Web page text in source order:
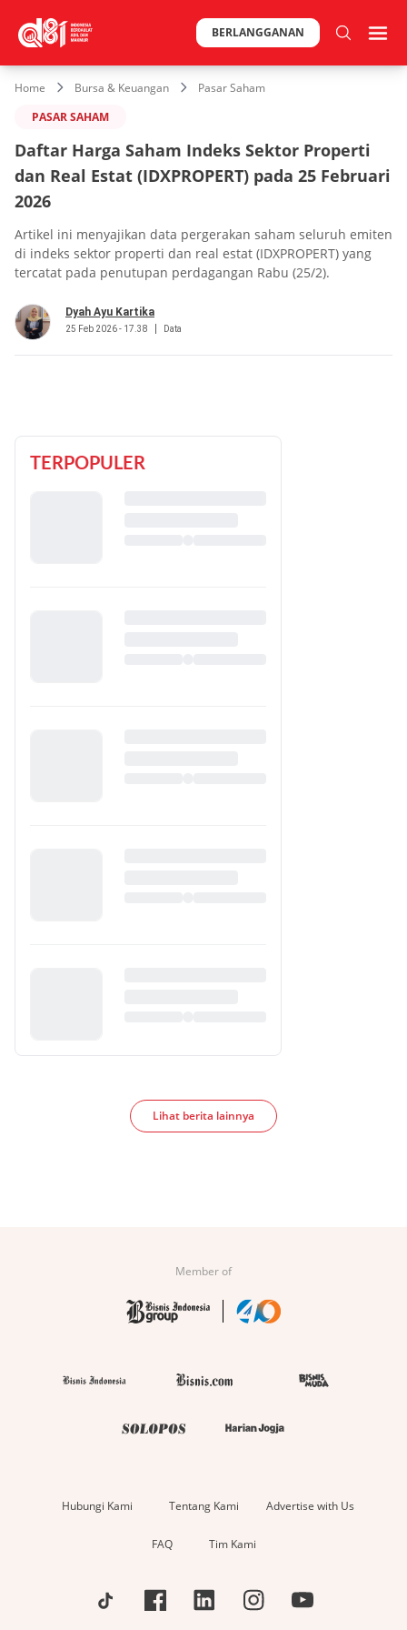
BERLANGGANAN
Home Bursa & Keuangan
Pasar Saham
PASAR SAHAM
Daftar Harga Saham Indeks Sektor Properti
dan Real Estat (IDXPROPERT) pada 25 Februari
2026
Artikel ini menyajikan data pergerakan saham seluruh emiten
di indeks sektor properti dan real estat (IDXPROPERT) yang
tercatat pada penutupan perdagangan Rabu (25/2).
Dyah Ayu Kartika
25 Feb 2026 - 17.38 Data
TERPOPULER
Lihat berita lainnya
Member of
Hubungi Kami Tentang Kami Advertise with Us
FAQ Tim Kami